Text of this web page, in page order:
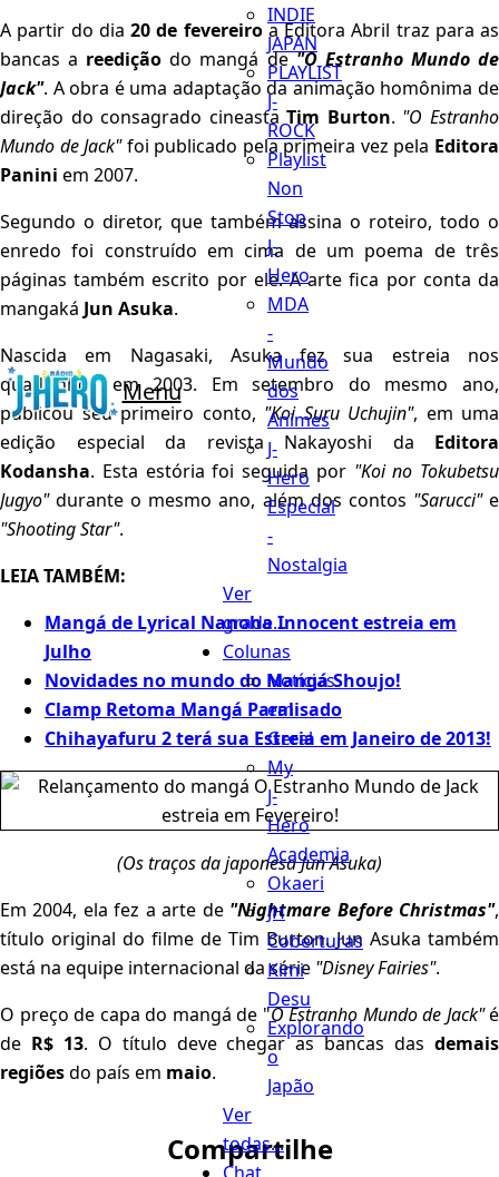
Menu
INDIE
JAPAN
PLAYLIST
J-
ROCK
Playlist
Non
Stop
J-
Hero
MDA
-
Mundo
dos
Animes
J-
Hero
Especial
-
Nostalgia
Ver
grade...
Colunas
Notícias
em
Geral
My
J-
Hero
Academia
Okaeri
JH
Coberturas
Kimi
Desu
Explorando
o
Japão
Ver
todas...
A partir do dia 20 de fevereiroa Editora Abril traz para as
bancas a reedição do mangá de"O Estranho Mundo de
Jack". A obra é uma adaptação da animação homônima de
direção do consagrado cineastaTim Burton. "O Estranho
Mundo de Jack"foi publicado pela primeira vez pela Editora
Panini em 2007.
Segundo o diretor, que também assina o roteiro, todo o
enredo foi construído em cima de um poema de três
páginas também escrito por ele. A arte fica por conta da
mangaká Jun Asuka.
Nascida em Nagasaki, Asuka fez sua estreia nos
quadrinhos em 2003. Em setembro do mesmo ano,
publicou seu primeiro conto, "Koi Suru Uchujin", em uma
edição especial da revista Nakayoshi da Editora
Kodansha. Esta estória foi seguida por "Koi no Tokubetsu
Jugyo"durante o mesmo ano, além dos contos "Sarucci"e
"Shooting Star".
LEIA TAMBÉM:
Mangá de Lyrical Nanoha Innocent estreia em
Julho
Novidades no mundo do Mangá Shoujo!
Clamp Retoma Mangá Paralisado
Chihayafuru 2 terá sua Estreia em Janeiro de 2013!
(Os traços da japonesa Jun Asuka)
Em 2004, ela fez a arte de "Nightmare Before Christmas",
título original do filme de Tim Burton. Jun Asuka também
está na equipe internacional da série "Disney Fairies".
O preço de capa do mangá de "O Estranho Mundo de Jack"é
de R$ 13. O título deve chegar as bancas dasdemais
regiõesdo país em maio.
Compartilhe